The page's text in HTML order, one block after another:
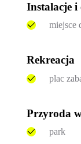
Instalacje i
miejsce
Rekreacja
plac
Przyroda
park